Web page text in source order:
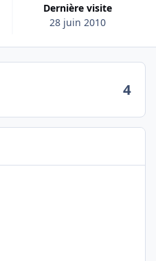
Dernière visite
28 juin 2010
4